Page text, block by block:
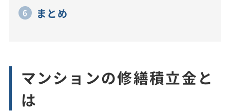
まとめ
マンションの修繕積立金と
は